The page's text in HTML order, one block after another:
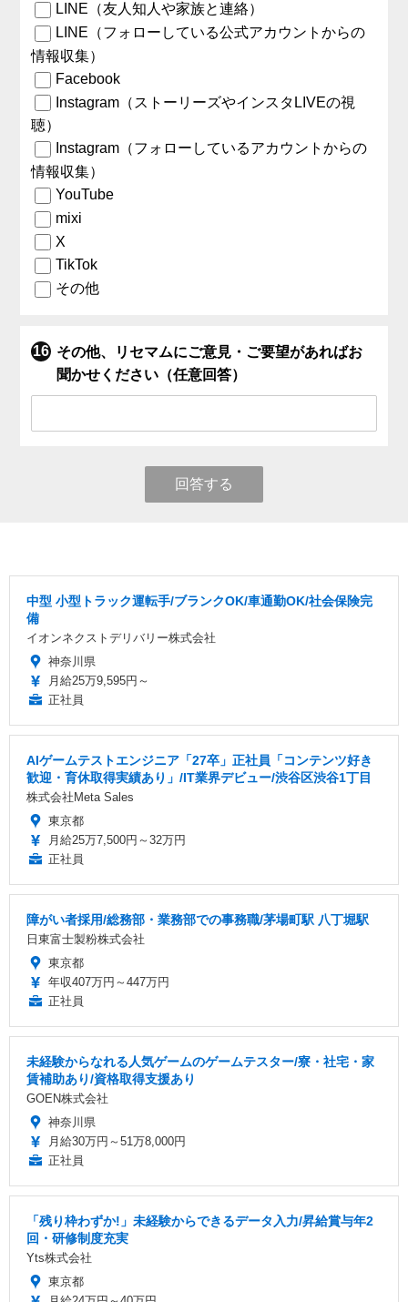
LINE（友人知人や家族と連絡）
LINE（フォローしている公式アカウントからの
情報収集）
Facebook
Instagram（ストーリーズやインスタLIVEの視
聴）
Instagram（フォローしているアカウントからの
情報収集）
YouTube
mixi
X
TikTok
その他
その他、リセマムにご意見・ご要望があればお
聞かせください（任意回答）
回答する
中型 小型トラック運転手/ブランクOK/車通勤OK/社会保険完
備
イオンネクストデリバリー株式会社
神奈川県
月給25万9,595円～
正社員
AIゲームテストエンジニア「27卒」正社員「コンテンツ好き
歓迎・育休取得実績あり」/IT業界デビュー/渋谷区渋谷1丁目
株式会社Meta Sales
東京都
月給25万7,500円～32万円
正社員
障がい者採用/総務部・業務部での事務職/茅場町駅 八丁堀駅
日東富士製粉株式会社
東京都
年収407万円～447万円
正社員
未経験からなれる人気ゲームのゲームテスター/寮・社宅・家
賃補助あり/資格取得支援あり
GOEN株式会社
神奈川県
月給30万円～51万8,000円
正社員
「残り枠わずか!」未経験からできるデータ入力/昇給賞与年2
回・研修制度充実
Yts株式会社
東京都